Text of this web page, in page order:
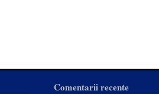
Comentarii recente